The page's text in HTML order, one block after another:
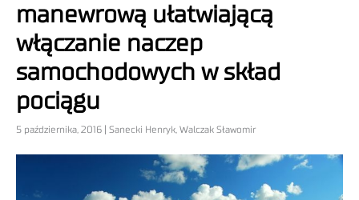
manewrową ułatwiającą
włączanie naczep
samochodowych w skład
pociągu
5 października, 2016 | Sanecki Henryk, Walczak Sławomir